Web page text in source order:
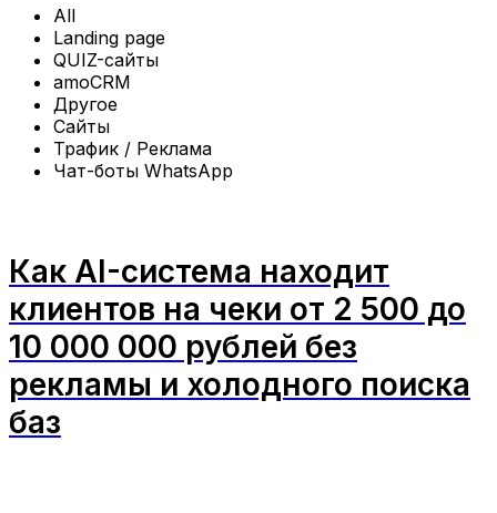
All
Landing page
QUIZ-сайты
amoCRM
Другое
Сайты
Трафик / Реклама
Чат-боты WhatsApp
Как AI-система находит
клиентов на чеки от 2 500 до
10 000 000 рублей без
рекламы и холодного поиска
баз